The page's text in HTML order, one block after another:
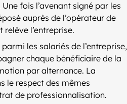
fois l’avenant signé par les
auprès de l’opérateur de
l’entreprise.
les salariés de l’entreprise,
chaque bénéficiaire de la
par alternance. La
le respect des mêmes
de professionnalisation.